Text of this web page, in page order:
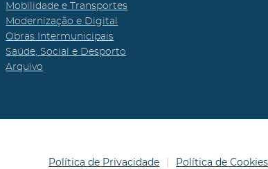
Mobilidade e Transportes
Modernização e Digital
Obras Intermunicipais
Saúde, Social e Desporto
Arquivo
Política de Privacidade Política de Cookies